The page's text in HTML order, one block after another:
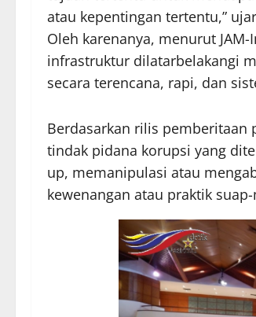
atau kepentingan tertentu,”
Oleh karenanya, menurut
infrastruktur dilatarbelakangi
secara terencana, rapi, dan
Berdasarkan rilis pemberitaan
tindak pidana korupsi yang
up, memanipulasi atau
kewenangan atau praktik